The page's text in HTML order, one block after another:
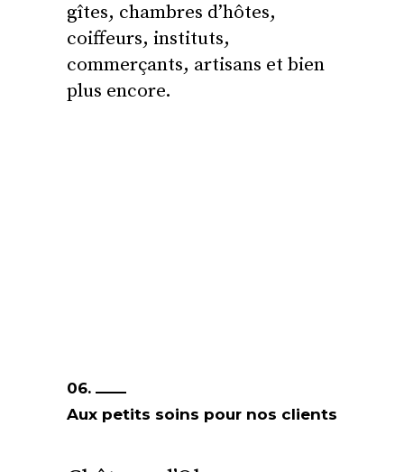
gîtes, chambres d’hôtes,
coiffeurs, instituts,
commerçants, artisans et bien
plus encore.
06.
Aux petits soins pour nos clients